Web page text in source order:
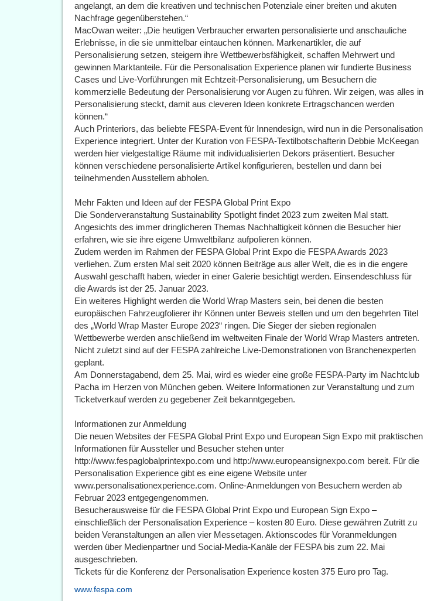
angelangt, an dem die kreativen und technischen Potenziale einer breiten und akuten
Nachfrage gegenüberstehen.“
MacOwan weiter: „Die heutigen Verbraucher erwarten personalisierte und anschauliche
Erlebnisse, in die sie unmittelbar eintauchen können. Markenartikler, die auf
Personalisierung setzen, steigern ihre Wettbewerbsfähigkeit, schaffen Mehrwert und
gewinnen Marktanteile. Für die Personalisation Experience planen wir fundierte Business
Cases und Live-Vorführungen mit Echtzeit-Personalisierung, um Besuchern die
kommerzielle Bedeutung der Personalisierung vor Augen zu führen. Wir zeigen, was alles in
Personalisierung steckt, damit aus cleveren Ideen konkrete Ertragschancen werden
können.“
Auch Printeriors, das beliebte FESPA-Event für Innendesign, wird nun in die Personalisation
Experience integriert. Unter der Kuration von FESPA-Textilbotschafterin Debbie McKeegan
werden hier vielgestaltige Räume mit individualisierten Dekors präsentiert. Besucher
können verschiedene personalisierte Artikel konfigurieren, bestellen und dann bei
teilnehmenden Ausstellern abholen.
Mehr Fakten und Ideen auf der FESPA Global Print Expo
Die Sonderveranstaltung Sustainability Spotlight findet 2023 zum zweiten Mal statt.
Angesichts des immer dringlicheren Themas Nachhaltigkeit können die Besucher hier
erfahren, wie sie ihre eigene Umweltbilanz aufpolieren können.
Zudem werden im Rahmen der FESPA Global Print Expo die FESPA Awards 2023
verliehen. Zum ersten Mal seit 2020 können Beiträge aus aller Welt, die es in die engere
Auswahl geschafft haben, wieder in einer Galerie besichtigt werden. Einsendeschluss für
die Awards ist der 25. Januar 2023.
Ein weiteres Highlight werden die World Wrap Masters sein, bei denen die besten
europäischen Fahrzeugfolierer ihr Können unter Beweis stellen und um den begehrten Titel
des „World Wrap Master Europe 2023“ ringen. Die Sieger der sieben regionalen
Wettbewerbe werden anschließend im weltweiten Finale der World Wrap Masters antreten.
Nicht zuletzt sind auf der FESPA zahlreiche Live-Demonstrationen von Branchenexperten
geplant.
Am Donnerstagabend, dem 25. Mai, wird es wieder eine große FESPA-Party im Nachtclub
Pacha im Herzen von München geben. Weitere Informationen zur Veranstaltung und zum
Ticketverkauf werden zu gegebener Zeit bekanntgegeben.
Informationen zur Anmeldung
Die neuen Websites der FESPA Global Print Expo und European Sign Expo mit praktischen
Informationen für Aussteller und Besucher stehen unter
http://www.fespaglobalprintexpo.com und http://www.europeansignexpo.com bereit. Für die
Personalisation Experience gibt es eine eigene Website unter
www.personalisationexperience.com. Online-Anmeldungen von Besuchern werden ab
Februar 2023 entgegengenommen.
Besucherausweise für die FESPA Global Print Expo und European Sign Expo –
einschließlich der Personalisation Experience – kosten 80 Euro. Diese gewähren Zutritt zu
beiden Veranstaltungen an allen vier Messetagen. Aktionscodes für Voranmeldungen
werden über Medienpartner und Social-Media-Kanäle der FESPA bis zum 22. Mai
ausgeschrieben.
Tickets für die Konferenz der Personalisation Experience kosten 375 Euro pro Tag.
www.fespa.com